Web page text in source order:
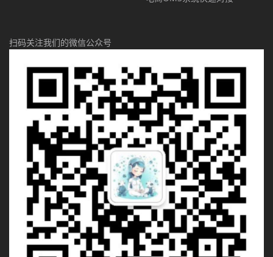
扫码关注我们的微信公众号